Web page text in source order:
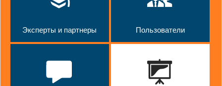
Эксперты и партнеры Пользователи